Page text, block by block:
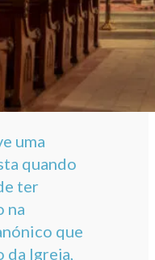
uma
quando
ter
na
que
da Igreja,